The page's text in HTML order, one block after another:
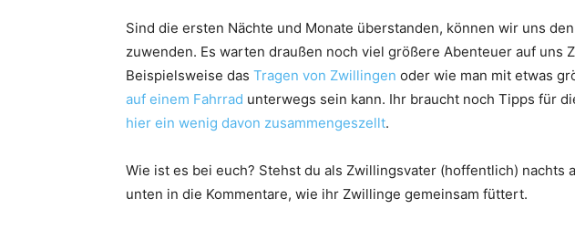
Sind die ersten Nächte und Monate überstanden, können wir uns
zuwenden. Es warten draußen noch viel größere Abenteuer auf uns
Beispielsweise das Tragen von Zwillingen oder wie man mit etwas
auf einem Fahrrad unterwegs sein kann. Ihr braucht noch Tipps für
hier ein wenig davon zusammengeszellt.
Wie ist es bei euch? Stehst du als Zwillingsvater (hoffentlich) nachts
unten in die Kommentare, wie ihr Zwillinge gemeinsam füttert.